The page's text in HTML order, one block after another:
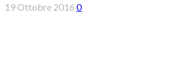
19 Ottobre 2016 0